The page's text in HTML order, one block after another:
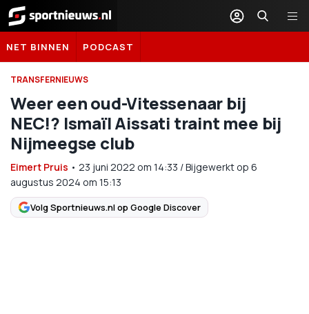
Sportnieuws.nl
NET BINNEN PODCAST
TRANSFERNIEUWS
Weer een oud-Vitessenaar bij
NEC!? Ismaïl Aissati traint mee bij
Nijmeegse club
Eimert Pruis • 23 juni 2022 om 14:33 /Bijgewerkt op 6
augustus 2024 om 15:13
Volg Sportnieuws.nl op Google Discover